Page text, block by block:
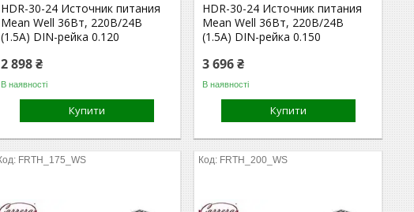
HDR-30-24 Источник питания
Mean Well 36Вт, 220В/24В
(1.5А) DIN-рейка 0.120
2 898 ₴
В наявності
Купити
HDR-30-24 Источник питания
Mean Well 36Вт, 220В/24В
(1.5А) DIN-рейка 0.150
3 696 ₴
В наявності
Купити
FRTH_175_WS FRTH_200_WS